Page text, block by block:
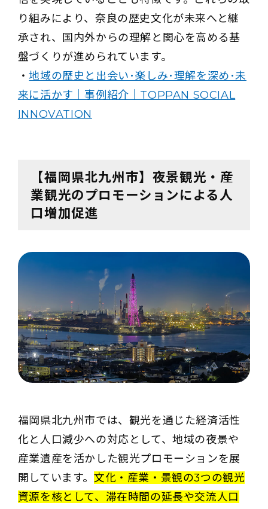
り組みにより、奈良の歴史文化が未来へと継
承され、国内外からの理解と関心を高める基
盤づくりが進められています。
・地域の歴史と出会い･楽しみ･理解を深め･未
来に活かす｜事例紹介｜TOPPAN SOCIAL
INNOVATION
【福岡県北九州市】夜景観光・産
業観光のプロモーションによる人
口増加促進
福岡県北九州市では、観光を通じた経済活性
化と人口減少への対応として、地域の夜景や
産業遺産を活かした観光プロモーションを展
開しています。文化・産業・景観の3つの観光
資源を核として、滞在時間の延長や交流人口